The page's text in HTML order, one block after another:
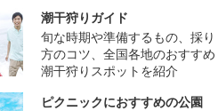
潮干狩りガイド
旬な時期や準備するもの、採り
方のコツ、全国各地のおすすめ
潮干狩りスポットを紹介
ピクニックにおすすめの公園